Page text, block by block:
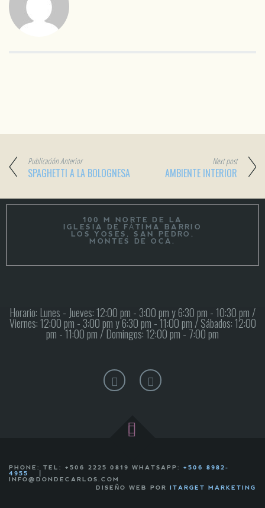
Publicación Anterior
SPAGHETTI A LA BOLOGNESA
Next post
AMBIENTE INTERIOR
100 M NORTE DE LA
IGLESIA DE FÁTIMA BARRIO
LOS YOSES, SAN PEDRO,
MONTES DE OCA.
Horario: Lunes - Jueves: 12:00 pm - 3:00 pm y 6:30 pm - 10:30 pm /
Viernes: 12:00 pm - 3:00 pm y 6:30 pm - 11:00 pm / Sábados: 12:00
pm - 11:00 pm / Domingos: 12:00 pm - 7:00 pm
PHONE: TEL: +506 2225 0819 WHATSAPP: +506 8982-
4955
INFO@DONDECARLOS.COM
DISEÑO WEB POR ITARGET MARKETING